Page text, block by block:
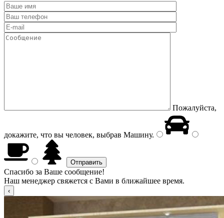
Пожалуйста,
докажите, что вы человек, выбрав Машину.
Спасибо за Ваше сообщение!
Наш менеджер свяжется с Вами в ближайшее время.